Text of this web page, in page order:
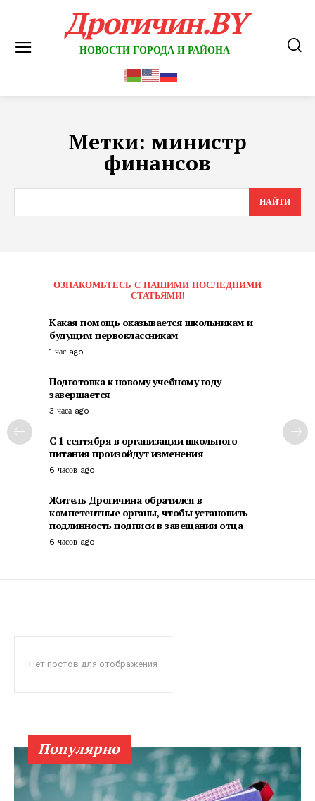
Дрогичин.BY
НОВОСТИ ГОРОДА И РАЙОНА
Метки: министр
финансов
НАЙТИ
ОЗНАКОМЬТЕСЬ С НАШИМИ ПОСЛЕДНИМИ
СТАТЬЯМИ!
Какая помощь оказывается школьникам и
будущим первоклассникам
1 час ago
Подготовка к новому учебному году
завершается
3 часа ago
С 1 сентября в организации школьного
питания произойдут изменения
6 часов ago
Житель Дрогичина обратился в
компетентные органы, чтобы установить
подлинность подписи в завещании отца
6 часов ago
Нет постов для отображения
Популярно